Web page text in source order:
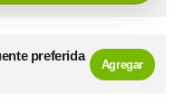
preferida
Agregar